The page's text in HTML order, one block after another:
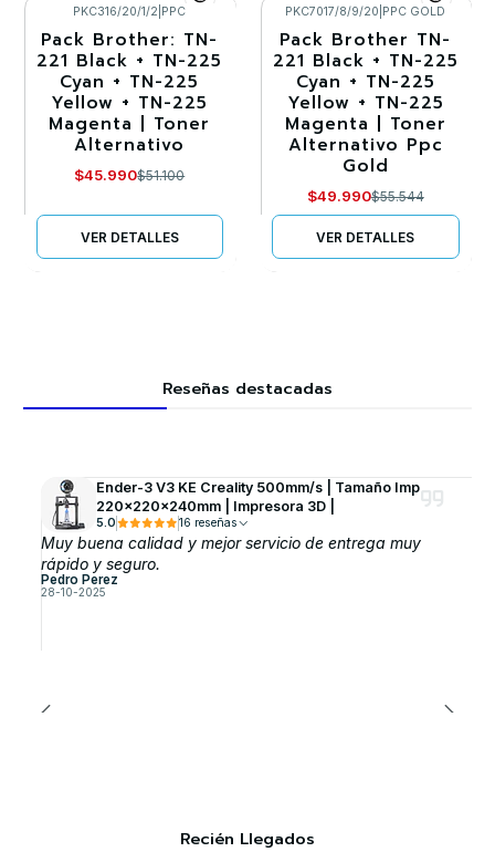
-10%
Agotado
PKC316/20/1/2 PPC
Pack Brother: TN-
221 Black + TN-225
Cyan + TN-225
Yellow + TN-225
Magenta | Toner
Alternativo
$45.990$51.100
VER DETALLES
-10%
Agotado
PKC7017/8/9/20 PPC GOLD
Pack Brother TN-
221 Black + TN-225
Cyan + TN-225
Yellow + TN-225
Magenta | Toner
Alternativo Ppc
Gold
$49.990$55.544
VER DETALLES
Reseñas destacadas
Ender-3 V3 KE Creality 500mm/s | Tamaño Imp
220x220x240mm | Impresora 3D |
5.0 16 reseñas
Muy buena calidad y mejor servicio de entrega muy
rápido y seguro.
Pedro Perez
28-10-2025
Recién Llegados